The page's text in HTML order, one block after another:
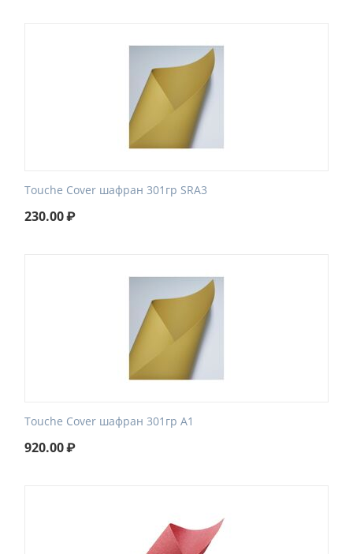
Touche Cover шафран 301гр SRA3
230.00₽
Touche Cover шафран 301гр А1
920.00₽